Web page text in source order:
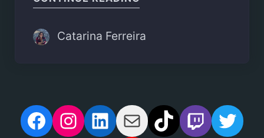
Catarina Ferreira
Facebook
Instagram
LinkedIn
MailTikTokTwitch